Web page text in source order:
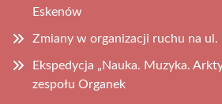
Eskenów
Zmiany w organizacji ruchu na
Ekspedycja „Nauka. Muzyka.
zespołu Organek